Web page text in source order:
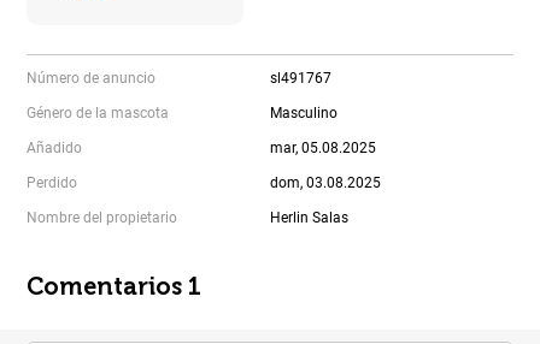
Número de anuncio sl491767
Género de la mascota Masculino
Añadido mar, 05.08.2025
Perdido dom, 03.08.2025
Nombre del propietario Herlin Salas
Comentarios 1